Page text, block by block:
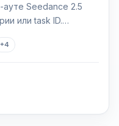
Seedance 2.5
или task ID.
точного кода.
+4